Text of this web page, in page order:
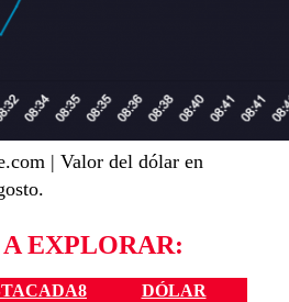
| Valor del dólar en
EXPLORAR:
DÓLAR